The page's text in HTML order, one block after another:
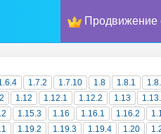
Продвижение
1.7.2 1.7.10 1.8 1.8.1
1.12 1.12.1 1.12.2 1.13
1.15.3 1.16 1.16.1 1.16.2
1.19.2 1.19.3 1.19.4 1.20